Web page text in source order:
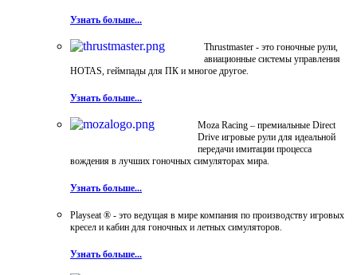
Узнать больше...
Thrustmaster - это гоночные рули,
авиационные системы управления
HOTAS, геймпады для ПК и многое другое.
Узнать больше...
Moza Racing – премиальные Direct
Drive игровые рули для идеальной
передачи имитации процесса
вождения в лучших гоночных симуляторах мира.
Узнать больше...
Playseat ® - это ведущая в мире компания по производству игровых
кресел и кабин для гоночных и летных симуляторов.
Узнать больше...